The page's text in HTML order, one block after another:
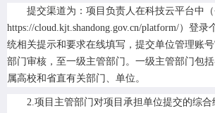
提交渠道为：项目负责人在科技云平台中（
https://cloud.kjt.shandong.gov.cn/platform/）登
统相关提示和要求在线填写，提交单位管理账
部门审核，至一级主管部门。一级主管部门包
属高校和省直有关部门、单位。
2.项目主管部门对项目承担单位提交的综